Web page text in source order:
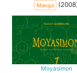
Manga
Moyasimon